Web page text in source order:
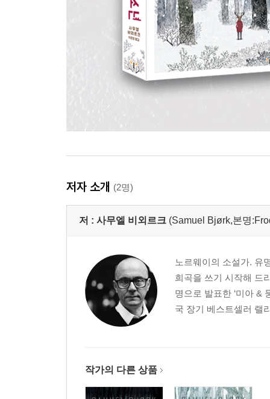
저자 소개 (2명)
저 : 사무엘 비외르크 (Samuel Bjørk,본명
노르웨이의 소설가. 유
희곡을 쓰기 시작해 드
명으로 발표한 ‘미아 &
국 장기 베스트셀러 랠
작가의 다른 상품